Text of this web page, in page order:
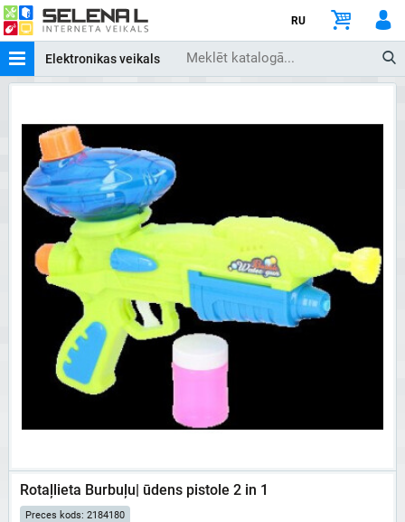
RU
Elektronikas veikals
Rotaļlieta Burbuļu| ūdens pistole 2 in 1
Preces kods: 2184180